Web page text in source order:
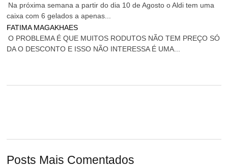
Na próxima semana a partir do dia 10 de Agosto o Aldi tem uma
caixa com 6 gelados a apenas...
FATIMA MAGAKHAES
O PROBLEMA É QUE MUITOS RODUTOS NÃO TEM PREÇO SÓ
DA O DESCONTO E ISSO NÃO INTERESSA É UMA...
Posts Mais Comentados